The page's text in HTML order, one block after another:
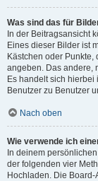
Was sind das für
In der Beitragsansicht
Eines dieser Bilder ist
Kästchen oder
angeben. Das andere,
Es handelt sich
Benutzer zu Benutzer
Nach oben
Wie verwende ich
In deinem
der folgenden vier
Hochladen. Die